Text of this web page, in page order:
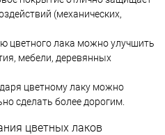
(механических,
цветного лака можно улучшить
мебели, деревянных
цветному лаку можно
сделать более дорогим.
цветных лаков